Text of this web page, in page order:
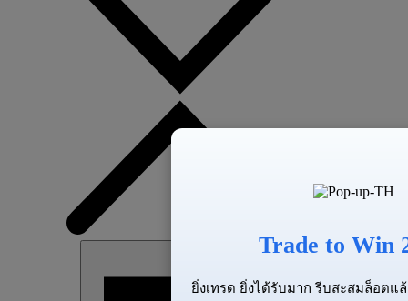
Trade to Win
ยิ่งเทรด ยิ่งได้รับมาก รีบสะสมล็อตแ